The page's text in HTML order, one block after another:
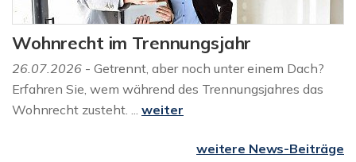
Wohnrecht im Trennungsjahr
26.07.2026 - Getrennt, aber noch unter einem Dach?
Erfahren Sie, wem während des Trennungsjahres das
Wohnrecht zusteht. ... weiter
weitere News-Beiträge